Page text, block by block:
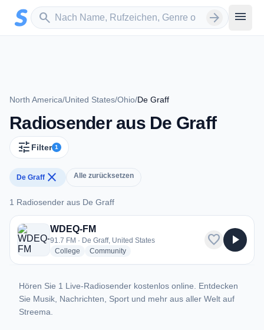
Zum Hauptinhalt springen
search
Sender suchen arrow_forward menu
North America/United States/Ohio/De Graff
Radiosender aus De Graff
tune Filter 1
De Graff close Alle zurücksetzen
1 Radiosender aus De Graff
1 Radiosender aus De Graff
WDEQ-FM
91.7 FM · De Graff, United States
College radio stations
Communityradio stations
favorite play_arrow
Hören Sie 1 Live-Radiosender kostenlos online. Entdecken
Sie Musik, Nachrichten, Sport und mehr aus aller Welt auf
Streema.